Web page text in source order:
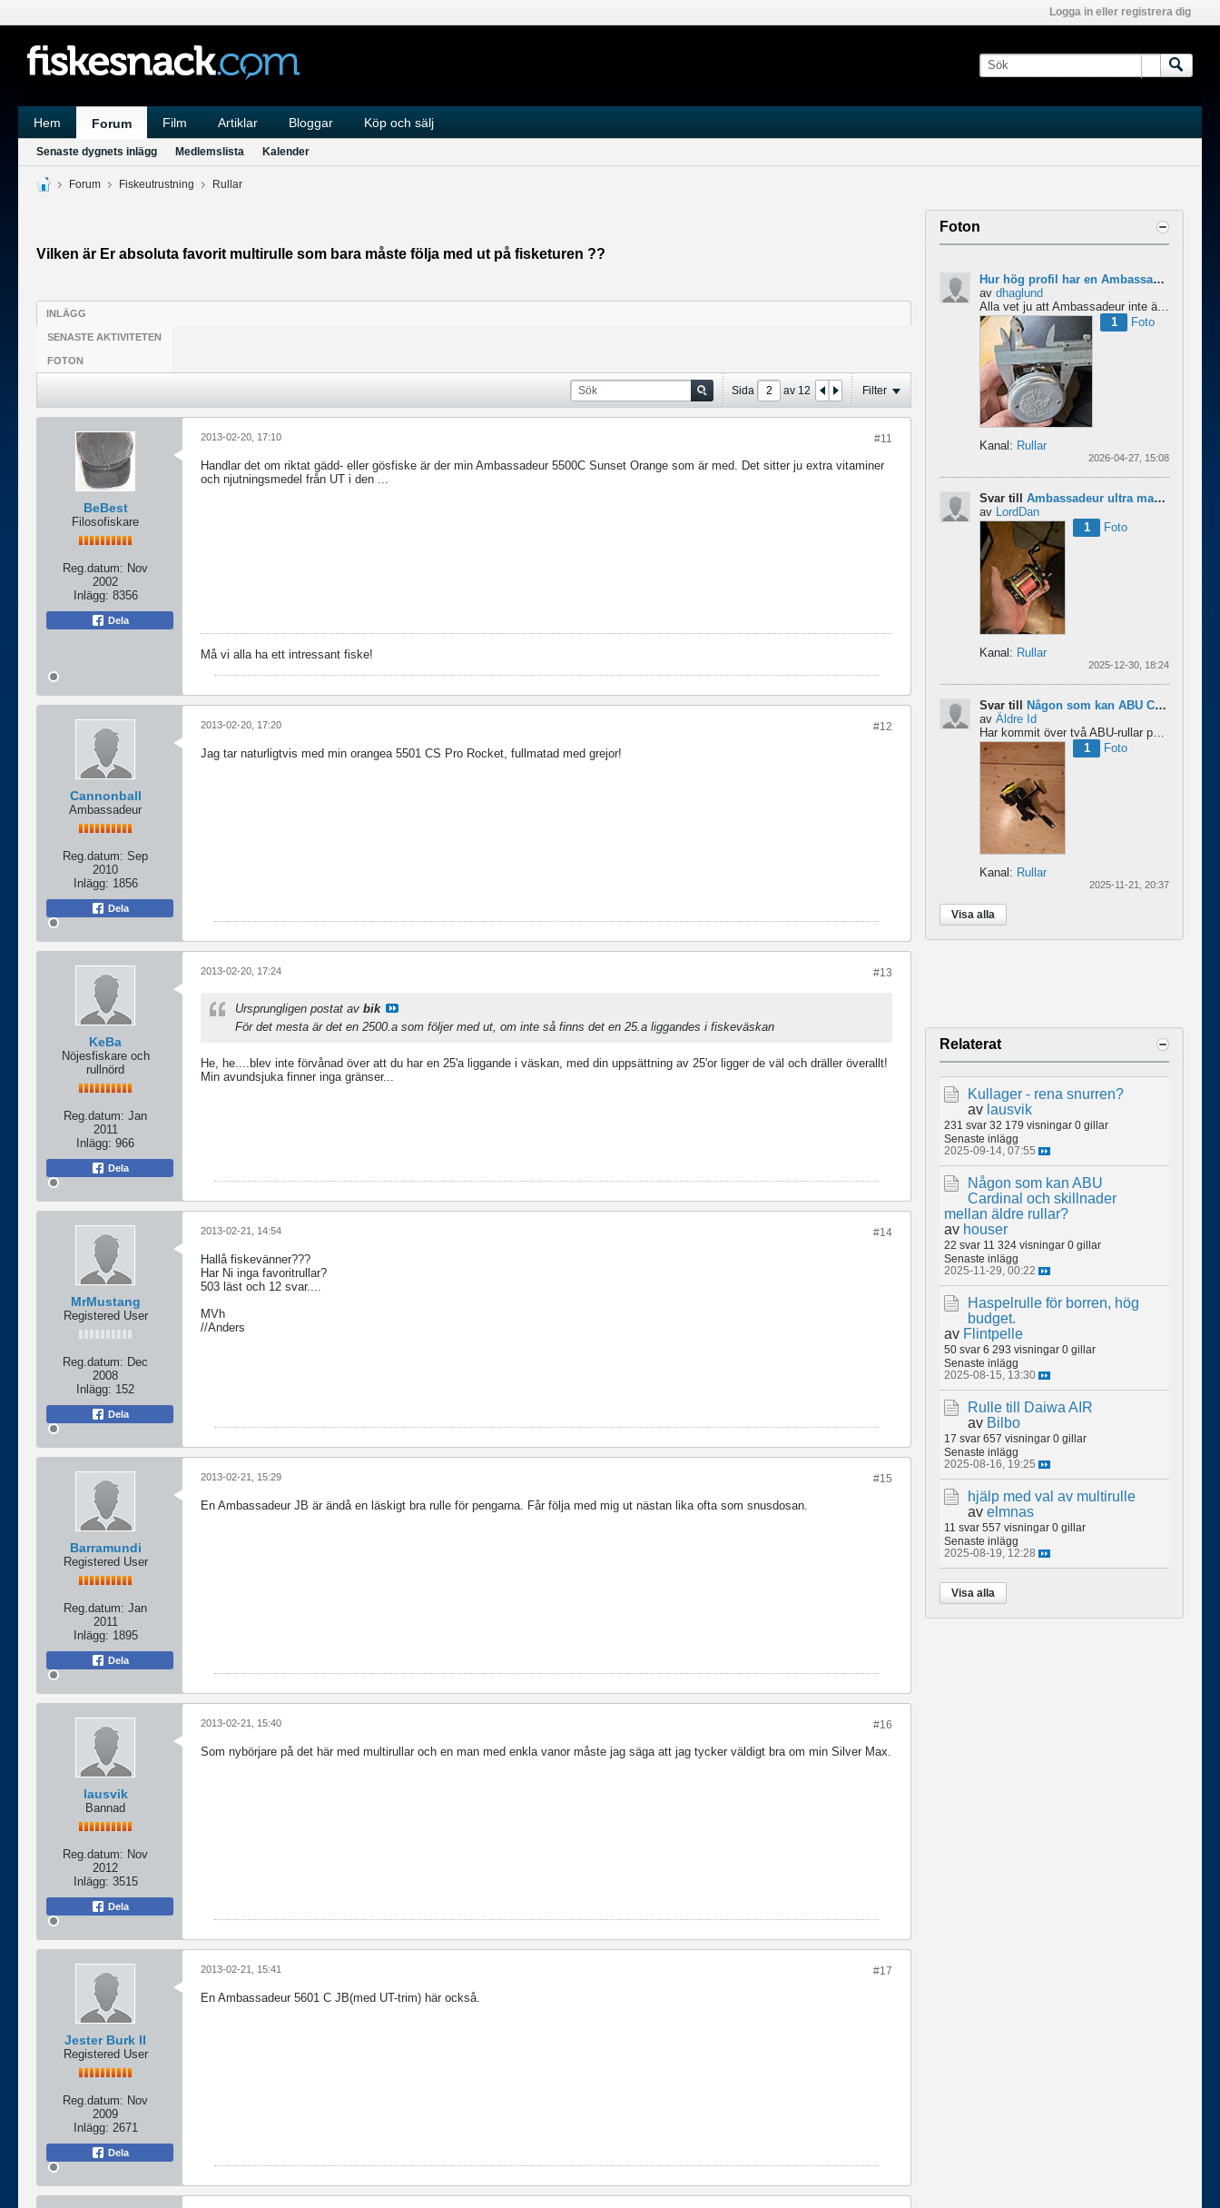
Logga in eller registrera dig
Hem Forum Film Artiklar Bloggar Köp och sälj
Senaste dygnets inlägg Medlemslista Kalender
Forum Fiskeutrustning Rullar
Vilken är Er absoluta favorit multirulle som bara måste följa med ut på fisketuren ??
INLÄGG
SENASTE AKTIVITETEN
FOTON
Sida av 12 Filter
BeBest
Filosofiskare
Reg.datum: Nov
2002
Inlägg: 8356
Dela
#11
2013-02-20, 17:10
Handlar det om riktat gädd- eller gösfiske är der min Ambassadeur 5500C Sunset Orange som är med. Det sitter ju extra vitaminer
och njutningsmedel från UT i den ...
Må vi alla ha ett intressant fiske!
Cannonball
Ambassadeur
Reg.datum: Sep
2010
Inlägg: 1856
Dela
#12
2013-02-20, 17:20
Jag tar naturligtvis med min orangea 5501 CS Pro Rocket, fullmatad med grejor!
KeBa
Nöjesfiskare och
rullnörd
Reg.datum: Jan
2011
Inlägg: 966
Dela
#13
2013-02-20, 17:24
Ursprungligen postat av bik
För det mesta är det en 2500.a som följer med ut, om inte så finns det en 25.a liggandes i fiskeväskan
He, he....blev inte förvånad över att du har en 25'a liggande i väskan, med din uppsättning av 25'or ligger de väl och dräller överallt!
Min avundsjuka finner inga gränser...
MrMustang
Registered User
Reg.datum: Dec
2008
Inlägg: 152
Dela
#14
2013-02-21, 14:54
Hallå fiskevänner???
Har Ni inga favoritrullar?
503 läst och 12 svar....
MVh
//Anders
Barramundi
Registered User
Reg.datum: Jan
2011
Inlägg: 1895
Dela
#15
2013-02-21, 15:29
En Ambassadeur JB är ändå en läskigt bra rulle för pengarna. Får följa med mig ut nästan lika ofta som snusdosan.
lausvik
Bannad
Reg.datum: Nov
2012
Inlägg: 3515
Dela
#16
2013-02-21, 15:40
Som nybörjare på det här med multirullar och en man med enkla vanor måste jag säga att jag tycker väldigt bra om min Silver Max.
Jester Burk II
Registered User
Reg.datum: Nov
2009
Inlägg: 2671
Dela
#17
2013-02-21, 15:41
En Ambassadeur 5601 C JB(med UT-trim) här också.
Foton
Hur hög profil har en Ambassadeur?
av dhaglund
Alla vet ju att Ambassadeur inte är en lågprofilrulle, det är tydligt. Men hur hög profil har de egentligen?...
1
Foto
Kanal: Rullar
2026-04-27, 15:08
Svar till Ambassadeur ultra mag xl 3
av
LordDan
1
Foto
Kanal: Rullar
2025-12-30, 18:24
Svar till Någon som kan ABU Cardinal och skillnader mellan äldre rullar?
av Äldre Id
1
Foto
Kanal: Rullar
2025-11-21, 20:37
Visa alla
Relaterat
Kullager - rena snurren?
av lausvik
231 svar 32 179 visningar 0 gillar
Senaste inlägg
2025-09-14, 07:55
Någon som kan ABU
Cardinal och skillnader
mellan äldre rullar?
av houser
22 svar 11 324 visningar 0 gillar
Senaste inlägg
2025-11-29, 00:22
Haspelrulle för borren, hög
budget.
av Flintpelle
50 svar 6 293 visningar 0 gillar
Senaste inlägg
2025-08-15, 13:30
Rulle till Daiwa AIR
av Bilbo
17 svar 657 visningar 0 gillar
Senaste inlägg
2025-08-16, 19:25
hjälp med val av multirulle
av elmnas
11 svar 557 visningar 0 gillar
Senaste inlägg
2025-08-19, 12:28
Visa alla